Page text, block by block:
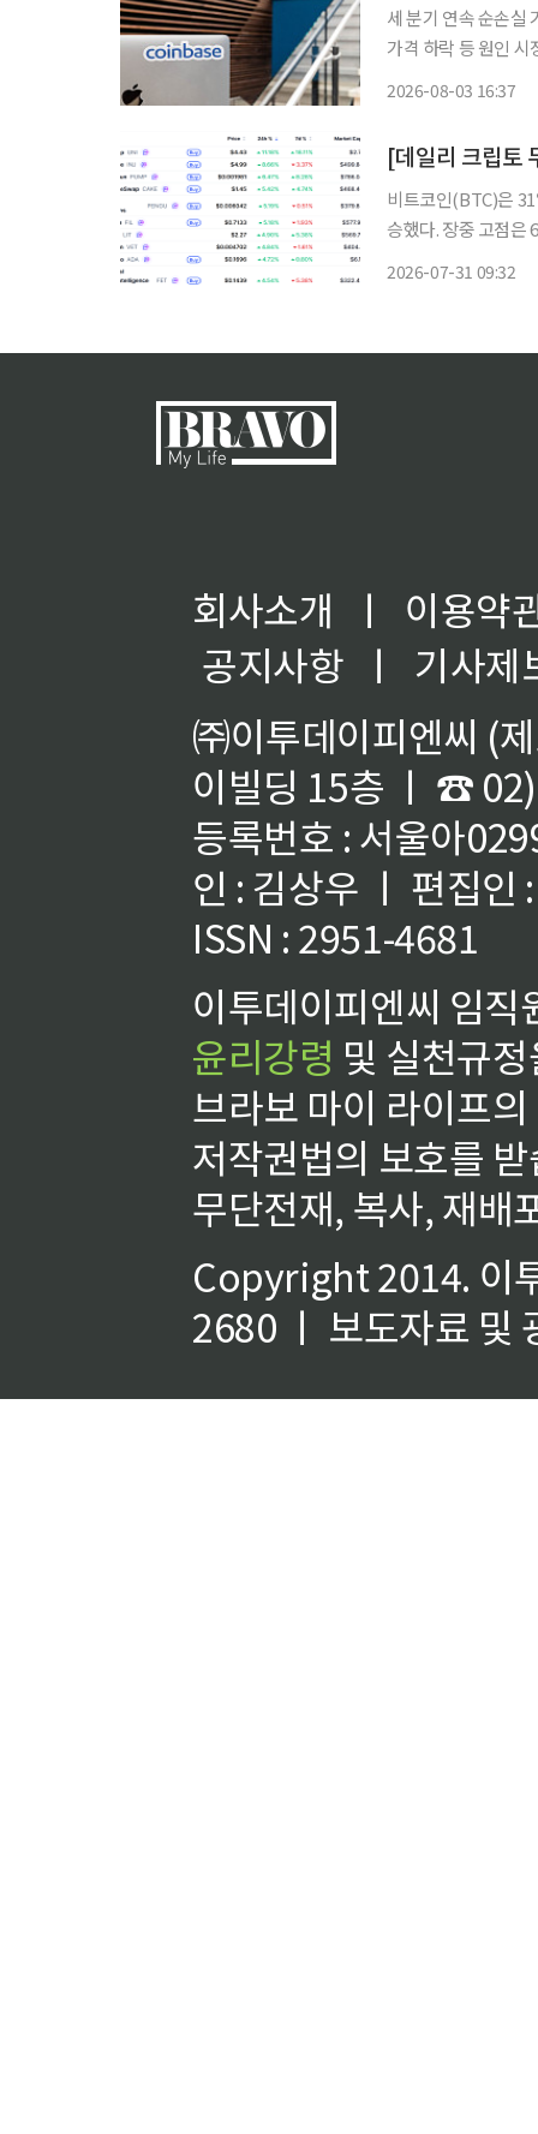
세 분기 연속 순손실
가격 하락 등 원인 시
2026-08-03 16:37
비트코인(BTC)은
승했다. 장중 고점은
2026-07-31 09:32
회사소개 ㅣ
이용약
공지사항
ㅣ
기사제
㈜이투데이피엔씨 (
이빌딩 15층 ㅣ ☎
등록번호 : 서울아
인 : 김상우 ㅣ 편집인
ISSN : 2951-4681
이투데이피엔씨 임
윤리강령 및 실천규
브라보 마이 라이프
저작권법의 보호를
무단전재, 복사, 재배
Copyright 2014. 이
2680 ㅣ 보도자료